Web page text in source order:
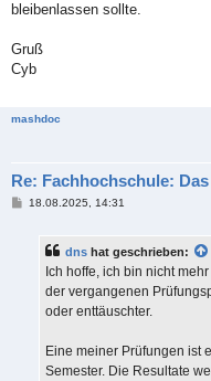
bleibenlassen sollte.
Gruß
Cyb
mashdoc
Re: Fachhochschule:
B18.08.2025, 14:31
dns hat geschrieben:
Ich hoffe, ich bin nicht
der vergangenen
oder enttäuschter.
Eine meiner Prüfungen ist
Semester. Die Resultate